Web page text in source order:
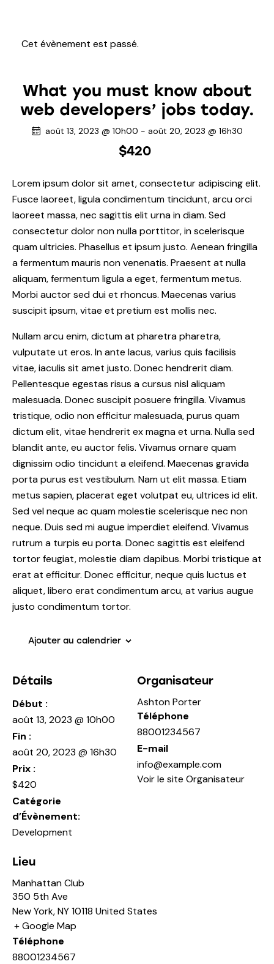
Cet évènement est passé.
What you must know about
web developers’ jobs today.
août 13, 2023 @ 10h00 - août 20, 2023 @ 16h30
$420
Lorem ipsum dolor sit amet, consectetur adipiscing elit.
Fusce laoreet, ligula condimentum tincidunt, arcu orci
laoreet massa, nec sagittis elit urna in diam. Sed
consectetur dolor non nulla porttitor, in scelerisque
quam ultricies. Phasellus et ipsum justo. Aenean fringilla
a fermentum mauris non venenatis. Praesent at nulla
aliquam, fermentum ligula a eget, fermentum metus.
Morbi auctor sed dui et rhoncus. Maecenas varius
suscipit ipsum, vitae et pretium est mollis nec.
Nullam arcu enim, dictum at pharetra pharetra,
vulputate ut eros. In ante lacus, varius quis facilisis
vitae, iaculis sit amet justo. Donec hendrerit diam.
Pellentesque egestas risus a cursus nisl aliquam
malesuada. Donec suscipit posuere fringilla. Vivamus
tristique, odio non efficitur malesuada, purus quam
dictum elit, vitae hendrerit ex magna et urna. Nulla sed
blandit ante, eu auctor felis. Vivamus ornare quam
dignissim odio tincidunt a eleifend. Maecenas gravida
porta purus est vestibulum. Nam ut elit massa. Etiam
metus sapien, placerat eget volutpat eu, ultrices id elit.
Sed vel neque ac quam molestie scelerisque nec non
neque. Duis sed mi augue imperdiet eleifend. Vivamus
rutrum a turpis eu porta. Donec sagittis est eleifend
tortor feugiat, molestie diam dapibus. Morbi tristique at
erat at efficitur. Donec efficitur, neque quis luctus et
aliquet, libero erat condimentum arcu, at varius augue
justo condimentum tortor.
Ajouter au calendrier
Détails
Début :
août 13, 2023 @ 10h00
Fin :
août 20, 2023 @ 16h30
Prix :
$420
Catégorie
d’Évènement:
Development
Organisateur
Ashton Porter
Téléphone
88001234567
E-mail
info@example.com
Voir le site Organisateur
Lieu
Manhattan Club
350 5th Ave
New York,NY10118 United States
+ Google Map
Téléphone
88001234567